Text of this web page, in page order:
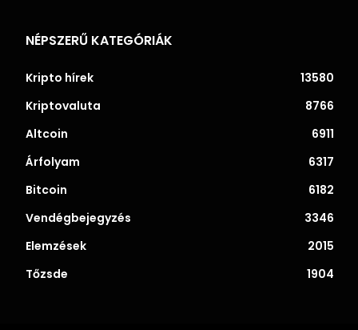
NÉPSZERŰ KATEGÓRIÁK
Kripto hírek
13580
Kriptovaluta
8766
Altcoin
6911
Árfolyam
6317
Bitcoin
6182
Vendégbejegyzés
3346
Elemzések
2015
Tőzsde
1904